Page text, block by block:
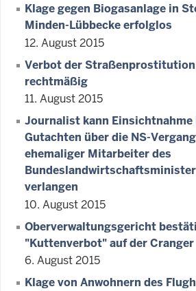
Klage gegen Biogasanlage in
Minden-Lübbecke erfolglos
12. August 2015
Verbot der
rechtmäßig
11. August 2015
Journalist kann Einsichtnahme
Gutachten über die NS-
ehemaliger Mitarbeiter des
verlangen
10. August 2015
Oberverwaltungsgericht
"Kuttenverbot" auf der
6. August 2015
Klage von Anwohnern des